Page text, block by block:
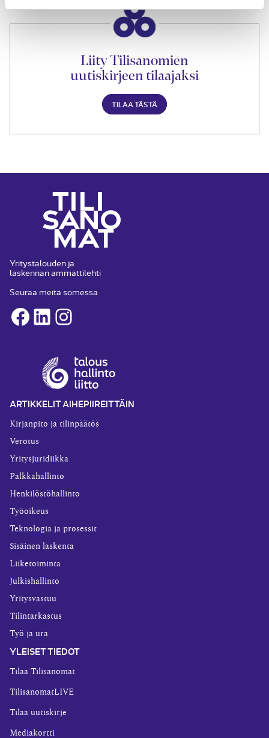
Liity Tilisanomien
uutiskirjeen tilaajaksi
TILAA TÄSTÄ
Yritystalouden ja
laskennan ammattilehti
Seuraa meitä somessa
Facebook
LinkedInInstagram
ARTIKKELIT AIHEPIIREITTÄIN
Kirjanpito ja tilinpäätös
Verotus
Yritysjuridiikka
Palkkahallinto
Henkilöstöhallinto
Työoikeus
Teknologia ja prosessit
Sisäinen laskenta
Liiketoiminta
Julkishallinto
Yritysvastuu
Tilintarkastus
Työ ja ura
YLEISET TIEDOT
Tilaa Tilisanomat
TilisanomatLIVE
Tilaa uutiskirje
Mediakortti